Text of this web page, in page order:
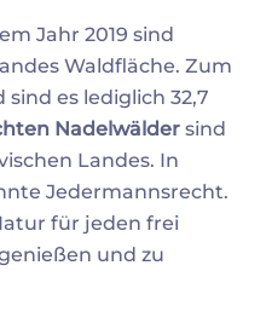
Jahr 2019 sind
Waldfläche. Zum
es lediglich 32,7
Nadelwälder sind
Landes. In
Jedermannsrecht.
für jeden frei
und zu